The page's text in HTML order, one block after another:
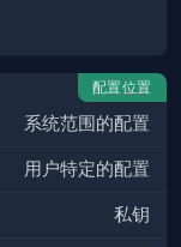
配置位置
系统范围的配置
用户特定的配置
私钥